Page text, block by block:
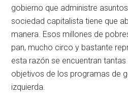
gobierno que administre
sociedad capitalista tiene que
manera. Esos millones de
pan, mucho circo y bastante
esta razón se encuentran
objetivos de los programas de
izquierda.